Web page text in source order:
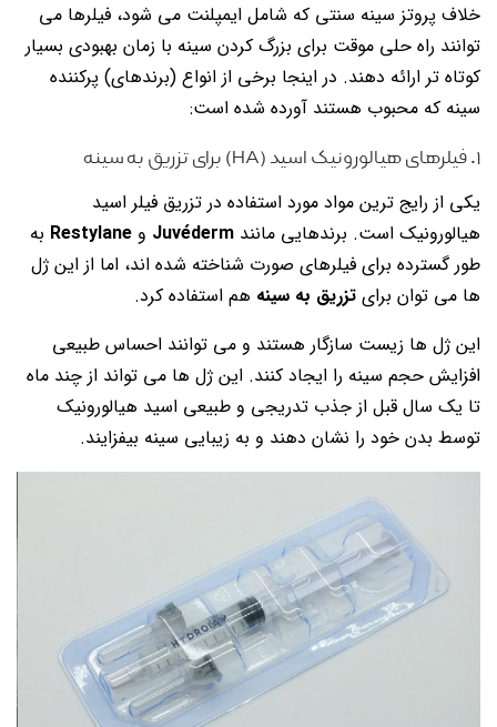
خلاف پروتز سینه سنتی که شامل ایمپلنت می شود، فیلرها می
توانند راه حلی موقت برای بزرگ کردن سینه با زمان بهبودی بسیار
کوتاه تر ارائه دهند. در اینجا برخی از انواع (برندهای) پرکننده
سینه که محبوب هستند آورده شده است:
۱. فیلرهای هیالورونیک اسید (HA) برای تزریق به سینه
یکی از رایج ترین مواد مورد استفاده در تزریق فیلر اسید
هیالورونیک است. برندهایی مانند Juvéderm و Restylane به
طور گسترده برای فیلرهای صورت شناخته شده اند، اما از این ژل
ها می توان برای تزریق به سینه هم استفاده کرد.
این ژل ها زیست سازگار هستند و می توانند احساس طبیعی
افزایش حجم سینه را ایجاد کنند. این ژل ها می تواند از چند ماه
تا یک سال قبل از جذب تدریجی و طبیعی اسید هیالورونیک
توسط بدن خود را نشان دهند و به زیبایی سینه بیفزایند.